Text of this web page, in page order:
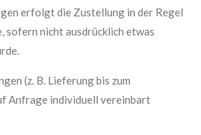
erfolgt die Zustellung in der Regel
sofern nicht ausdrücklich etwas
(z. B. Lieferung bis zum
Anfrage individuell vereinbart